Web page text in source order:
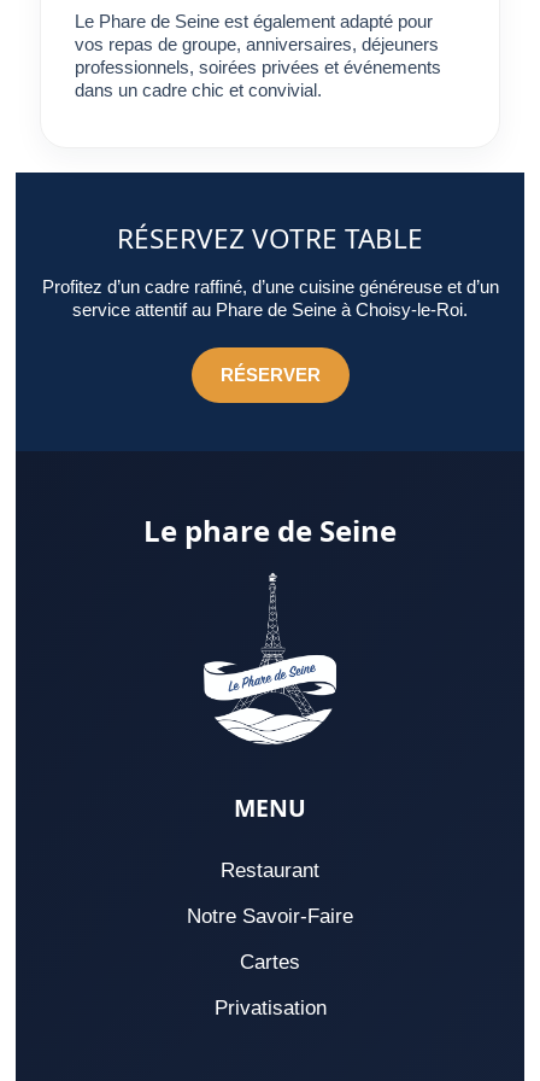
Le Phare de Seine est également adapté pour
vos repas de groupe, anniversaires, déjeuners
professionnels, soirées privées et événements
dans un cadre chic et convivial.
RÉSERVEZ VOTRE TABLE
Profitez d’un cadre raffiné, d’une cuisine généreuse et d’un
service attentif au Phare de Seine à Choisy-le-Roi.
RÉSERVER
Le phare de Seine
MENU
Restaurant
Notre Savoir-Faire
Cartes
Privatisation